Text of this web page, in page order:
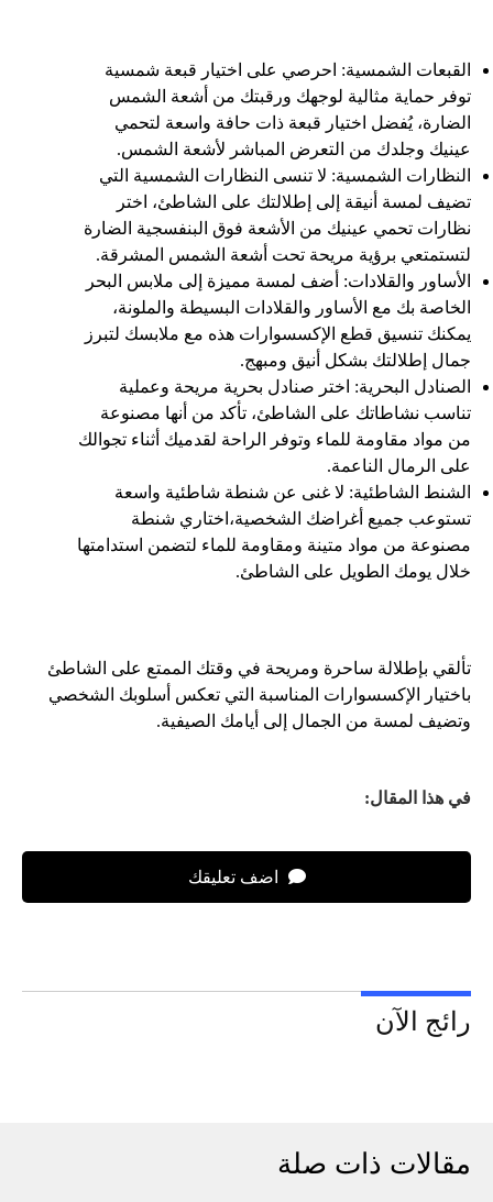
القبعات الشمسية: احرصي على اختيار قبعة شمسية
توفر حماية مثالية لوجهك ورقبتك من أشعة الشمس
الضارة، يُفضل اختيار قبعة ذات حافة واسعة لتحمي
عينيك وجلدك من التعرض المباشر لأشعة الشمس.
النظارات الشمسية: لا تنسى النظارات الشمسية التي
تضيف لمسة أنيقة إلى إطلالتك على الشاطئ، اختر
نظارات تحمي عينيك من الأشعة فوق البنفسجية الضارة
لتستمتعي برؤية مريحة تحت أشعة الشمس المشرقة.
الأساور والقلادات: أضف لمسة مميزة إلى ملابس البحر
الخاصة بك مع الأساور والقلادات البسيطة والملونة،
يمكنك تنسيق قطع الإكسسوارات هذه مع ملابسك لتبرز
جمال إطلالتك بشكل أنيق ومبهج.
الصنادل البحرية: اختر صنادل بحرية مريحة وعملية
تناسب نشاطاتك على الشاطئ، تأكد من أنها مصنوعة
من مواد مقاومة للماء وتوفر الراحة لقدميك أثناء تجوالك
على الرمال الناعمة.
الشنط الشاطئية: لا غنى عن شنطة شاطئية واسعة
تستوعب جميع أغراضك الشخصية،اختاري شنطة
مصنوعة من مواد متينة ومقاومة للماء لتضمن استدامتها
خلال يومك الطويل على الشاطئ.
تألقي بإطلالة ساحرة ومريحة في وقتك الممتع على الشاطئ
باختيار الإكسسوارات المناسبة التي تعكس أسلوبك الشخصي
وتضيف لمسة من الجمال إلى أيامك الصيفية.
في هذا المقال:
اضف تعليقك
رائج الآن
مقالات ذات صلة